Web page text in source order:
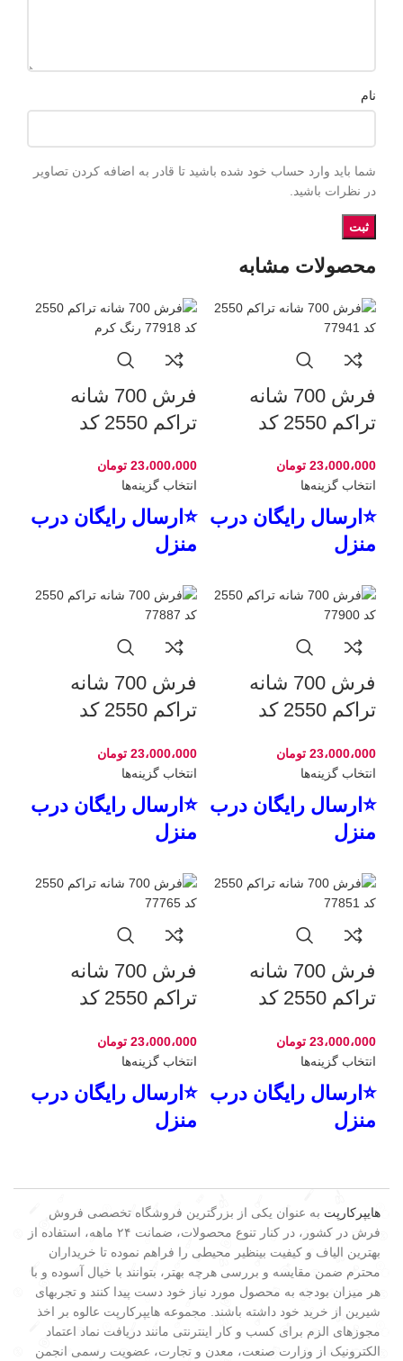
نام
شما باید وارد حساب خود شده باشید تا قادر به اضافه کردن تصاویر
در نظرات باشید.
محصولات مشابه
فرش 700 شانه
تراکم 2550 کد
23،000،000 تومان
انتخاب گزینه‌ها
⭐ارسال رایگان درب
منزل
فرش 700 شانه
تراکم 2550 کد
23،000،000 تومان
انتخاب گزینه‌ها
⭐ارسال رایگان درب
منزل
فرش 700 شانه
تراکم 2550 کد
23،000،000 تومان
انتخاب گزینه‌ها
⭐ارسال رایگان درب
منزل
فرش 700 شانه
تراکم 2550 کد
23،000،000 تومان
انتخاب گزینه‌ها
⭐ارسال رایگان درب
منزل
فرش 700 شانه
تراکم 2550 کد
23،000،000 تومان
انتخاب گزینه‌ها
⭐ارسال رایگان درب
منزل
فرش 700 شانه
تراکم 2550 کد
23،000،000 تومان
انتخاب گزینه‌ها
⭐ارسال رایگان درب
منزل
هایپرکارپت به عنوان یکی از بزرگترین فروشگاه تخصصی فروش
فرش در کشور، در کنار تنوع محصولات، ضمانت ۲۴ ماهه، استفاده از
بهترین الیاف و کیفیت بینظیر محیطی را فراهم نموده تا خریداران
محترم ضمن مقایسه و بررسی هرچه بهتر، بتوانند با خیال آسوده و با
هر میزان بودجه به محصول مورد نیاز خود دست پیدا کنند و تجربهای
شیرین از خرید خود داشته باشند. مجموعه هایپرکارپت عالوه بر اخذ
مجوزهای الزم برای کسب و کار اینترنتی مانند دریافت نماد اعتماد
الکترونیک از وزارت صنعت، معدن و تجارت، عضویت رسمی انجمن